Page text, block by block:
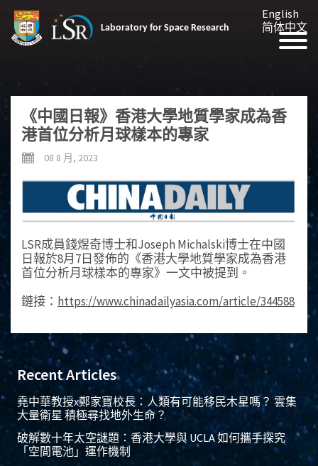
Laboratory for Space Research
English
简体中文
《中國日報》香港大學地質學家成為香
港首位分析月球樣本的專家
08 8 月, 2023
LSR成員錢煜奇博士和Joseph Michalski博士在中國
日報於8月7日發佈的《香港大學地質學家成為香港
首位分析月球樣本的專家》一文中被提到。
鏈接： https://www.chinadailyasia.com/article/344588
Recent Articles
堯中華教授x鄭家寶校長：人類有可能移民木星嗎？ 雲集
大量衛星 積極尋找地外生命？
破解數十年太空謎題：香港大學與 UCLA 如何攜手探究
「空間電池」運作機制